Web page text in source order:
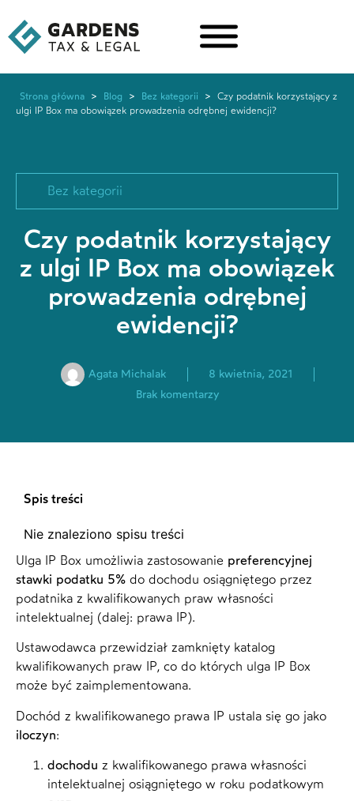
Strona główna > Blog > Bez kategorii >
Czy podatnik korzystający z
ulgi IP Box ma obowiązek prowadzenia odrębnej ewidencji?
Bez kategorii
Czy podatnik korzystający
z ulgi IP Box ma obowiązek
prowadzenia odrębnej
ewidencji?
Agata Michalak
8 kwietnia, 2021
Brak komentarzy
Spis treści
Nie znaleziono spisu treści
Ulga IP Box umożliwia zastosowanie preferencyjnej
stawki podatku 5% do dochodu osiągniętego przez
podatnika z kwalifikowanych praw własności
intelektualnej (dalej: prawa IP).
Ustawodawca przewidział zamknięty katalog
kwalifikowanych praw IP, co do których ulga IP Box
może być zaimplementowana.
Dochód z kwalifikowanego prawa IP ustala się go jako
iloczyn:
dochodu z kwalifikowanego prawa własności
intelektualnej osiągniętego w roku podatkowym